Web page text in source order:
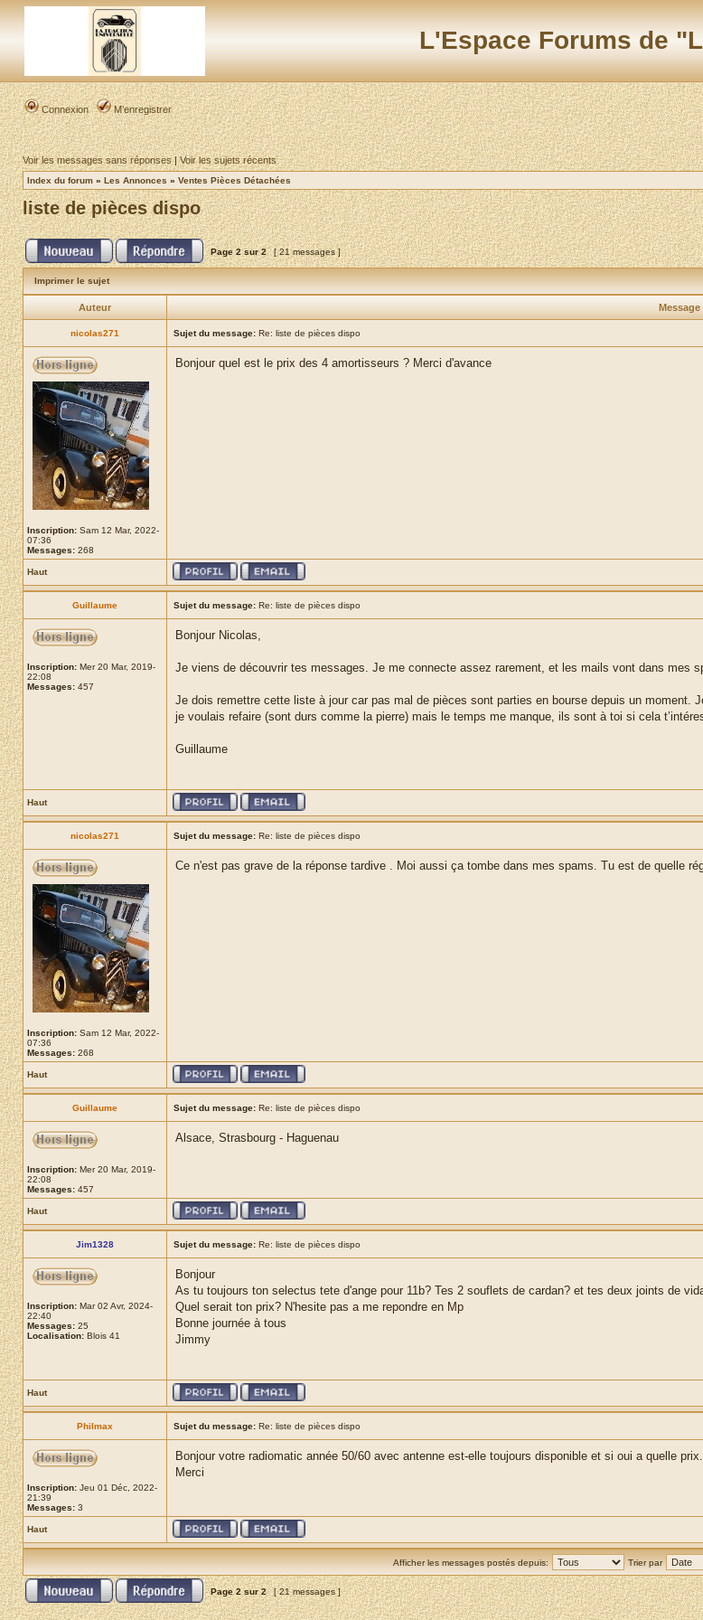
L'Espace Forums de
Connexion M’enregistrer
Voir les messages sans réponses|Voir les sujets récents
Index du forum » Les Annonces » Ventes Pièces Détachées
liste de pièces dispo
Page2sur2 [ 21 messages ]
Imprimer le sujet
Auteur Message
nicolas271 Sujet du message: Re: liste de pièces dispo
Inscription: Sam 12 Mar, 2022-
07:36
Messages: 268
Bonjour quel est le prix des 4 amortisseurs ? Merci d'avance
Haut
Guillaume Sujet du message: Re: liste de pièces dispo
Inscription: Mer 20 Mar, 2019-
22:08
Messages: 457
Bonjour Nicolas,
Je viens de découvrir tes messages. Je me connecte assez rarement, et les mails vont dans mes
Je dois remettre cette liste à jour car pas mal de pièces sont parties en bourse depuis un moment.
je voulais refaire (sont durs comme la pierre) mais le temps me manque, ils sont à toi si cela
Guillaume
Haut
nicolas271 Sujet du message: Re: liste de pièces dispo
Inscription: Sam 12 Mar, 2022-
07:36
Messages: 268
Ce n'est pas grave de la réponse tardive . Moi aussi ça tombe dans mes spams. Tu est de quelle
Haut
Guillaume Sujet du message: Re: liste de pièces dispo
Inscription: Mer 20 Mar, 2019-
22:08
Messages: 457
Alsace, Strasbourg - Haguenau
Haut
Jim1328 Sujet du message: Re: liste de pièces dispo
Inscription: Mar 02 Avr, 2024-
22:40
Messages: 25
Localisation: Blois 41
Bonjour
As tu toujours ton selectus tete d'ange pour 11b? Tes 2 souflets de cardan? et tes deux joints de
Quel serait ton prix? N'hesite pas a me repondre en Mp
Bonne journée à tous
Jimmy
Haut
Philmax Sujet du message: Re: liste de pièces dispo
Inscription: Jeu 01 Déc, 2022-
21:39
Messages: 3
Bonjour votre radiomatic année 50/60 avec antenne est-elle toujours disponible et si oui a quelle
Merci
Haut
Afficher les messages postés depuis: Trier par
Page2sur2 [ 21 messages ]